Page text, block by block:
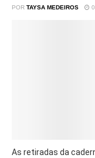
POR TAYSA MEDEIROS
As retiradas da